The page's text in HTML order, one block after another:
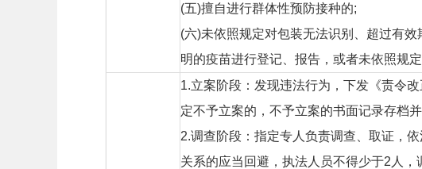
(五)擅自进行群体性预防接种的;
(六)未依照规定对包装无法识别、超过有
明的疫苗进行登记、报告，或者未依照规定
1.立案阶段：发现违法行为，下发《责令
定不予立案的，不予立案的书面记录存档并
2.调查阶段：指定专人负责调查、取证，
关系的应当回避，执法人员不得少于2人，